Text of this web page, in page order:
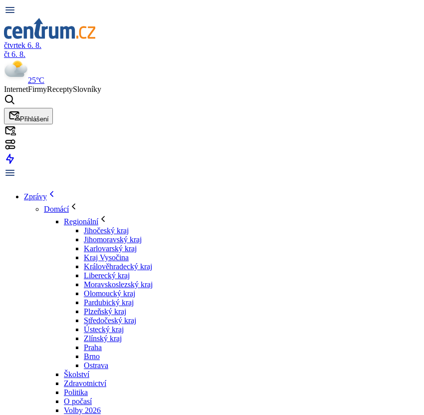
čtvrtek 6. 8.
čt 6. 8.
25°C
InternetFirmyReceptySlovníky
Přihlášení
Zprávy
Domácí
Regionální
Jihočeský kraj
Jihomoravský kraj
Karlovarský kraj
Kraj Vysočina
Králověhradecký kraj
Liberecký kraj
Moravskoslezský kraj
Olomoucký kraj
Pardubický kraj
Plzeňský kraj
Středočeský kraj
Ústecký kraj
Zlínský kraj
Praha
Brno
Ostrava
Školství
Zdravotnictví
Politika
O počasí
Volby 2026